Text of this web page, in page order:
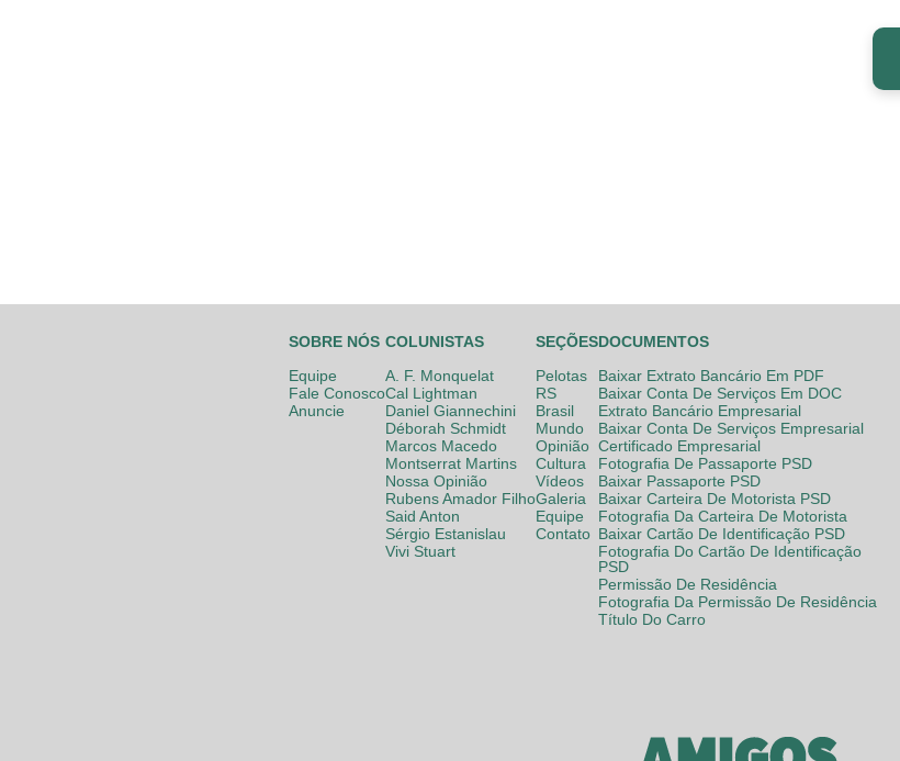
SOBRE NÓS
Equipe
Fale Conosco
Anuncie
COLUNISTAS
A. F. Monquelat
Cal Lightman
Daniel Giannechini
Déborah Schmidt
Marcos Macedo
Montserrat Martins
Nossa Opinião
Rubens Amador Filho
Said Anton
Sérgio Estanislau
Vivi Stuart
SEÇÕES
Pelotas
RS
Brasil
Mundo
Opinião
Cultura
Vídeos
Galeria
Equipe
Contato
DOCUMENTOS
Baixar Extrato Bancário Em PDF
Baixar Conta De Serviços Em DOC
Extrato Bancário Empresarial
Baixar Conta De Serviços Empresarial
Certificado Empresarial
Fotografia De Passaporte PSD
Baixar Passaporte PSD
Baixar Carteira De Motorista PSD
Fotografia Da Carteira De Motorista
Baixar Cartão De Identificação PSD
Fotografia Do Cartão De Identificação
PSD
Permissão De Residência
Fotografia Da Permissão De Residência
Título Do Carro